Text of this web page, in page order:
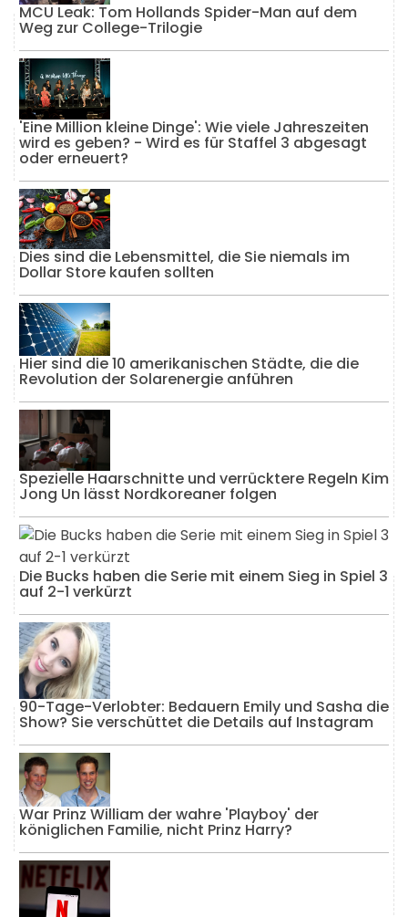
MCU Leak: Tom Hollands Spider-Man auf dem
Weg zur College-Trilogie
'Eine Million kleine Dinge': Wie viele Jahreszeiten
wird es geben? - Wird es für Staffel 3 abgesagt
oder erneuert?
Dies sind die Lebensmittel, die Sie niemals im
Dollar Store kaufen sollten
Hier sind die 10 amerikanischen Städte, die die
Revolution der Solarenergie anführen
Spezielle Haarschnitte und verrücktere Regeln Kim
Jong Un lässt Nordkoreaner folgen
Die Bucks haben die Serie mit einem Sieg in Spiel 3
auf 2-1 verkürzt
90-Tage-Verlobter: Bedauern Emily und Sasha die
Show? Sie verschüttet die Details auf Instagram
War Prinz William der wahre 'Playboy' der
königlichen Familie, nicht Prinz Harry?